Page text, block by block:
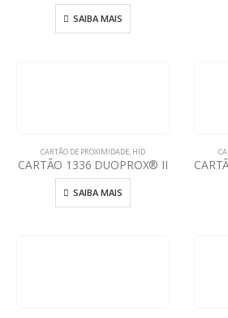
SAIBA MAIS
CARTÃO DE PROXIMIDADE, HID
CARTÃO 1336 DUOPROX® II
SAIBA MAIS